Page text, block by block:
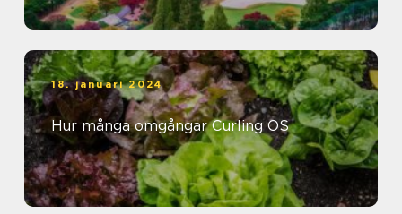
18. januari 2024
Hur många omgångar Curling OS